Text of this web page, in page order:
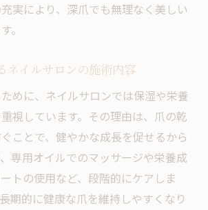
実により、深爪でも無理なく美しい
。
ネイルサロンの施術内容
めに、ネイルサロンでは保湿や栄養
視しています。その理由は、爪の乾
ことで、健やかな成長を促せるから
専用オイルでのマッサージや栄養成
トの使用など、段階的にケアしま
期的に健康な爪を維持しやすくなり